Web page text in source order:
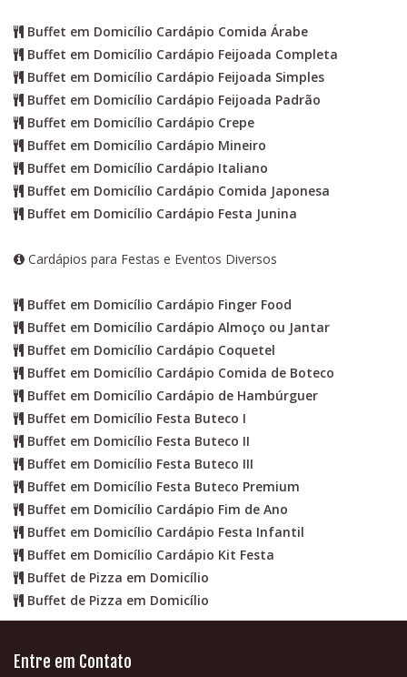
Buffet em Domicílio Cardápio Comida Árabe
Buffet em Domicílio Cardápio Feijoada Completa
Buffet em Domicílio Cardápio Feijoada Simples
Buffet em Domicílio Cardápio Feijoada Padrão
Buffet em Domicílio Cardápio Crepe
Buffet em Domicílio Cardápio Mineiro
Buffet em Domicílio Cardápio Italiano
Buffet em Domicílio Cardápio Comida Japonesa
Buffet em Domicílio Cardápio Festa Junina
Cardápios para Festas e Eventos Diversos
Buffet em Domicílio Cardápio Finger Food
Buffet em Domicílio Cardápio Almoço ou Jantar
Buffet em Domicílio Cardápio Coquetel
Buffet em Domicílio Cardápio Comida de Boteco
Buffet em Domicílio Cardápio de Hambúrguer
Buffet em Domicílio Festa Buteco I
Buffet em Domicílio Festa Buteco II
Buffet em Domicílio Festa Buteco III
Buffet em Domicílio Festa Buteco Premium
Buffet em Domicílio Cardápio Fim de Ano
Buffet em Domicílio Cardápio Festa Infantil
Buffet em Domicílio Cardápio Kit Festa
Buffet de Pizza em Domicílio
Buffet de Pizza em Domicílio
Entre em Contato